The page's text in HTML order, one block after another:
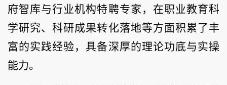
府智库与行业机构特聘专家，在职业教育科
学研究、科研成果转化落地等方面积累了丰
富的实践经验，具备深厚的理论功底与实操
能力。